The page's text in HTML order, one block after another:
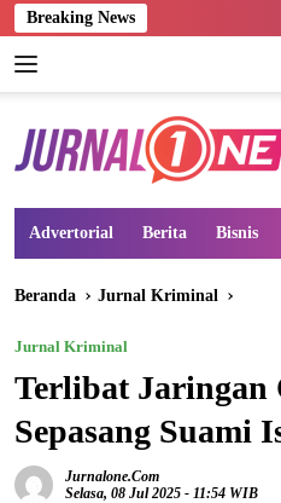
Breaking News
Advertorial Berita Bisnis
Beranda Jurnal Kriminal
Jurnal Kriminal
Terlibat Jaringan
Sepasang Suami
Jurnalone.com
Selasa, 08 Jul 2025 - 11:54 WIB